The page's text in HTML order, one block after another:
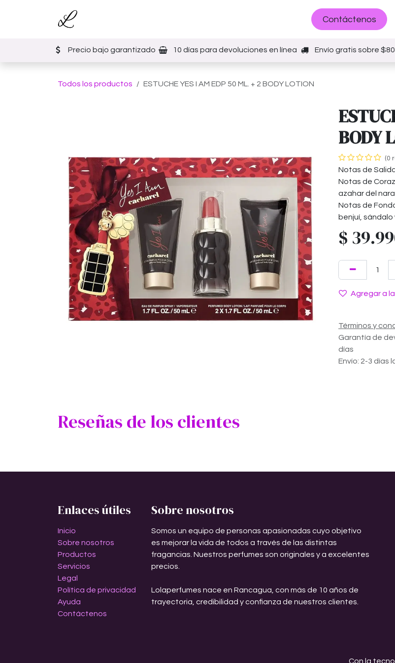
Contáctenos
Precio bajo garantizado 10 días para devoluciones en línea Envío gratis sobre
Todos los productos ESTUCHE YES I AM EDP 50 ML. + 2 BODY LOTION
BODY
(0
Notas de
Notas de
azahar del
Notas de
benjuí,
$
Agregar a
Términos y
Garantía de
días
Envío: 2-3 días
Reseñas de los clientes
Enlaces útiles
Inicio
Sobre nosotros
Productos
Servicios
Legal
Política de privacidad
Ayuda
Contáctenos
Sobre nosotros
Somos un equipo de personas apasionadas cuyo objetivo
es mejorar la vida de todos a través de las distintas
fragancias. Nuestros perfumes son originales y a excelentes
precios.
Lolaperfumes nace en Rancagua, con más de 10 años de
trayectoria, credibilidad y confianza de nuestros clientes.
Con la